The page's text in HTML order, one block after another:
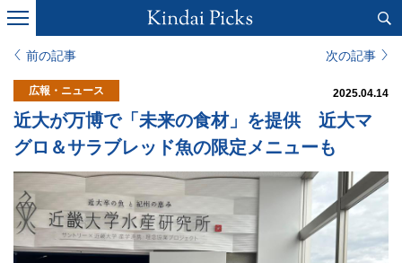
前の記事 次の記事
広報・ニュース 2025.04.14
近大が万博で「未来の食材」を提供 近大マ
グロ＆サラブレッド魚の限定メニューも